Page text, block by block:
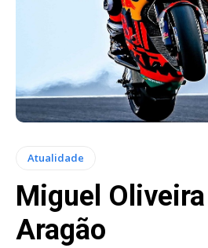
Atualidade
Miguel
Aragão